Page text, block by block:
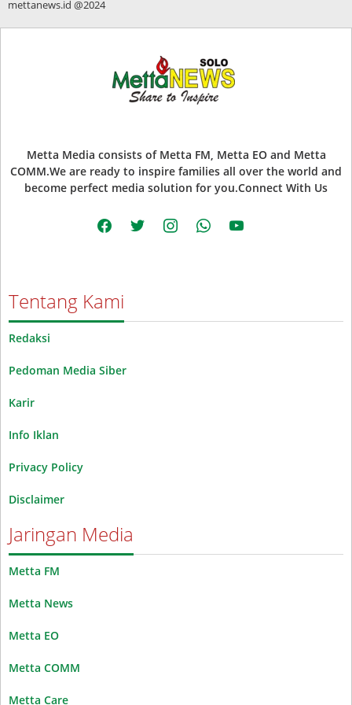
mettanews.id @2024
Metta Media consists of Metta FM, Metta EO and Metta
COMM.We are ready to inspire families all over the world and
become perfect media solution for you.Connect With Us
facebooktwitter instagramwhatsappyoutube
Tentang Kami
Redaksi
Pedoman Media Siber
Karir
Info Iklan
Privacy Policy
Disclaimer
Jaringan Media
Metta FM
Metta News
Metta EO
Metta COMM
Metta Care